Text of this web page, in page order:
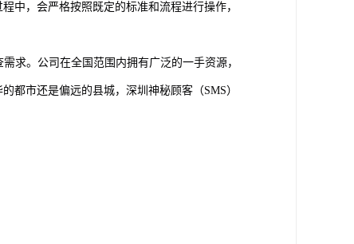
中，会严格按照既定的标准和流程进行操作，
求。公司在全国范围内拥有广泛的一手资源，
都市还是偏远的县城，深圳神秘顾客（SMS）